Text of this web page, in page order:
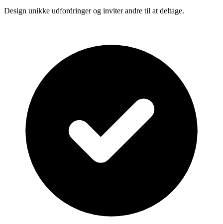
Design unikke udfordringer og inviter andre til at deltage.